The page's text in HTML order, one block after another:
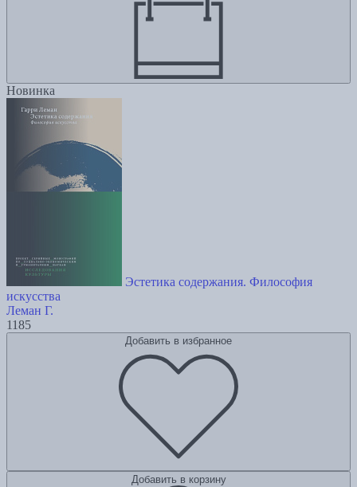
Новинка
Эстетика содержания. Философия
искусства
Леман Г.
1185
Добавить в избранное
Добавить в корзину